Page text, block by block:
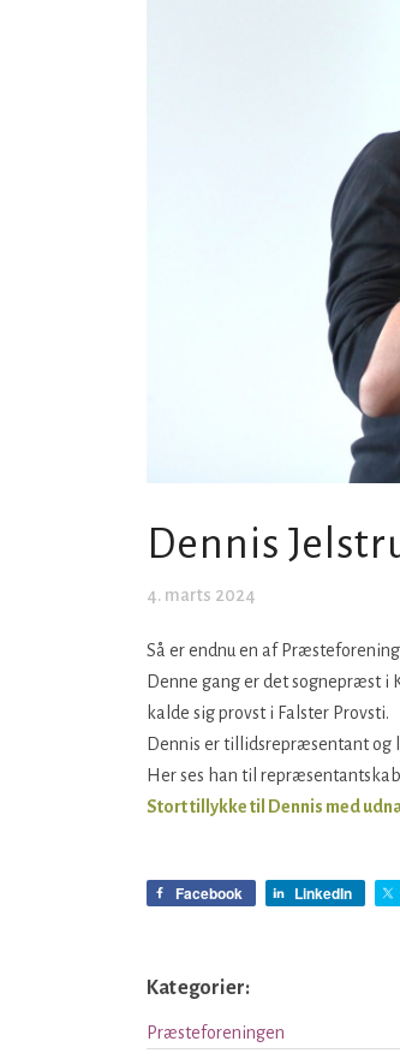
Dennis
4. marts 2024
Så er endnu en af
Denne gang er det sognepræst i
kalde sig provst i Falster Provsti.
Dennis er tillidsrepræsentant
Her ses han til
Stort tillykke til Dennis med
Facebook LinkedIn
Kategorier:
Præsteforeningen